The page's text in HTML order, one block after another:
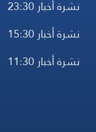
نشرة أخبار 23:30
نشرة أخبار 15:30
نشرة أخبار 11:30